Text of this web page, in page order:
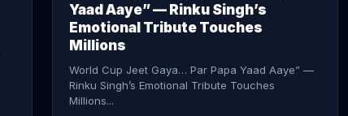
Yaad Aaye” — Rinku Singh’s
Emotional Tribute Touches
Millions
World Cup Jeet Gaya… Par Papa Yaad Aaye” —
Rinku Singh’s Emotional Tribute Touches
Millions...